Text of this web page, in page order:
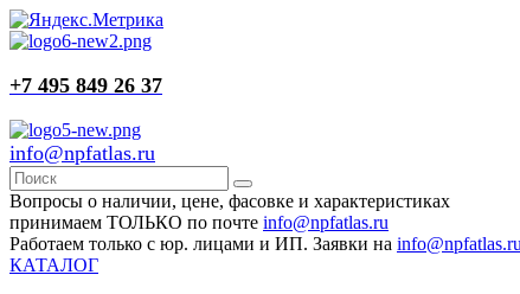
+7 495 849 26 37
info@npfatlas.ru
Вопросы о наличии, цене, фасовке и характеристиках
принимаем ТОЛЬКО по почте info@npfatlas.ru
Работаем только с юр. лицами и ИП. Заявки на info@npfatlas.ru
КАТАЛОГ